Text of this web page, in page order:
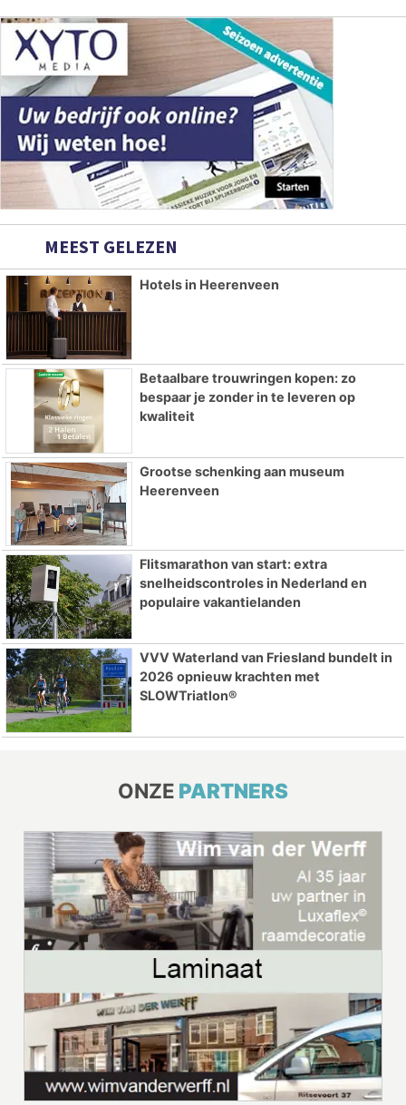
MEEST GELEZEN
Hotels in Heerenveen
Betaalbare trouwringen kopen: zo
bespaar je zonder in te leveren op
kwaliteit
Grootse schenking aan museum
Heerenveen
Flitsmarathon van start: extra
snelheidscontroles in Nederland en
populaire vakantielanden
VVV Waterland van Friesland bundelt in
2026 opnieuw krachten met
SLOWTriatlon®
ONZE PARTNERS